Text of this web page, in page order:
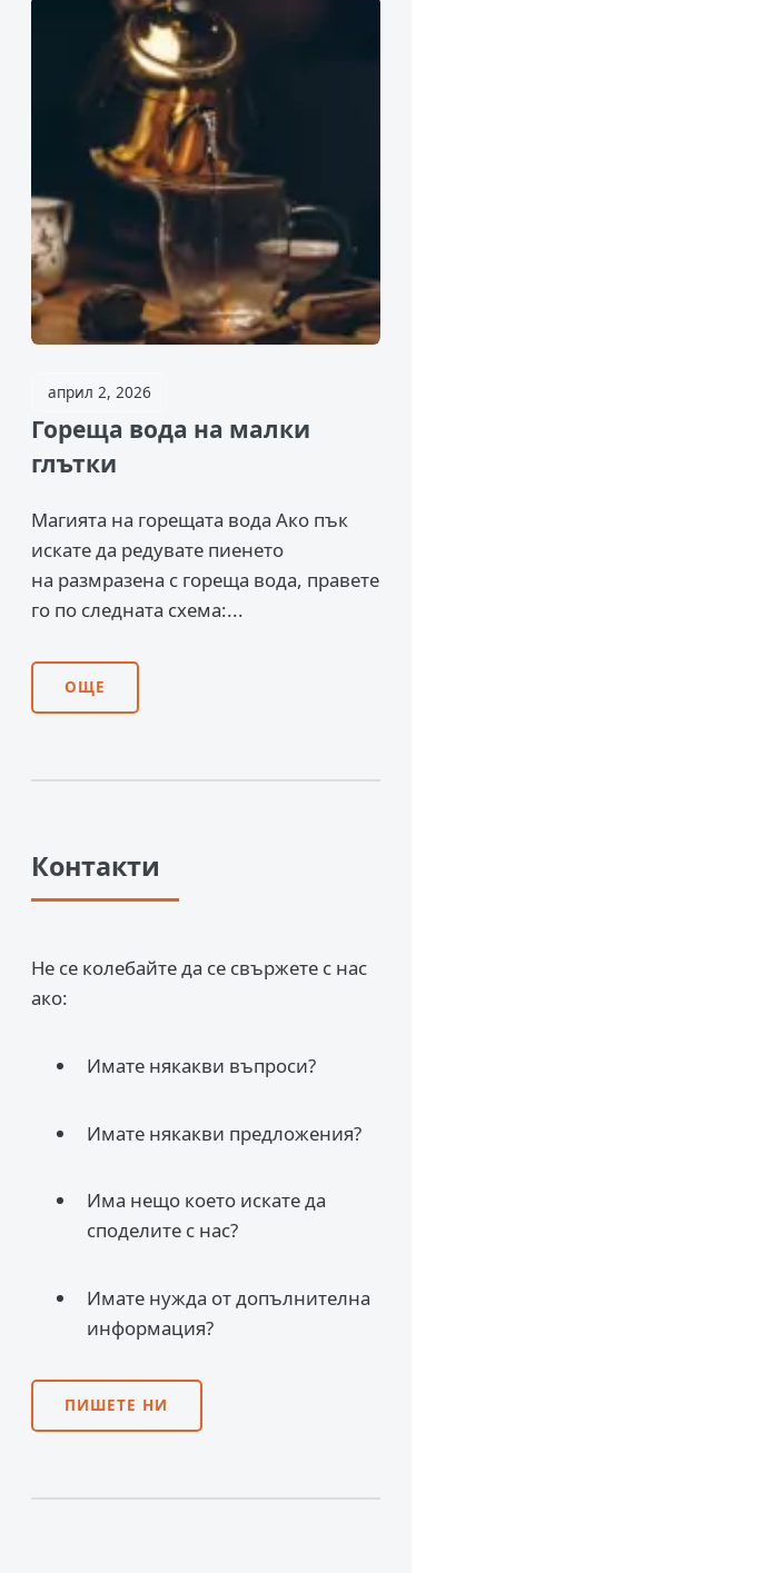
април 2, 2026
Гореща вода на малки
глътки
Магията на горещата вода Ако пък
искате да редувате пиенето
на размразена с гореща вода, правете
го по следната схема:...
ОЩЕ
Контакти
Не се колебайте да се свържете с нас
ако:
Имате някакви въпроси?
Имате някакви предложения?
Има нещо което искате да
споделите с нас?
Имате нужда от допълнителна
информация?
ПИШЕТЕ НИ